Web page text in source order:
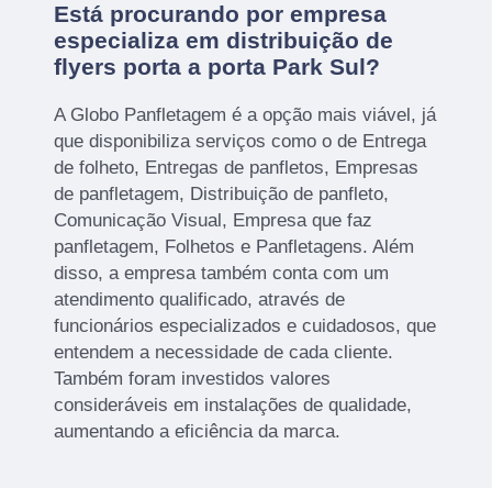
Está procurando por empresa
especializa em distribuição de
flyers porta a porta Park Sul?
A Globo Panfletagem é a opção mais viável, já
que disponibiliza serviços como o de Entrega
de folheto, Entregas de panfletos, Empresas
de panfletagem, Distribuição de panfleto,
Comunicação Visual, Empresa que faz
panfletagem, Folhetos e Panfletagens. Além
disso, a empresa também conta com um
atendimento qualificado, através de
funcionários especializados e cuidadosos, que
entendem a necessidade de cada cliente.
Também foram investidos valores
consideráveis em instalações de qualidade,
aumentando a eficiência da marca.